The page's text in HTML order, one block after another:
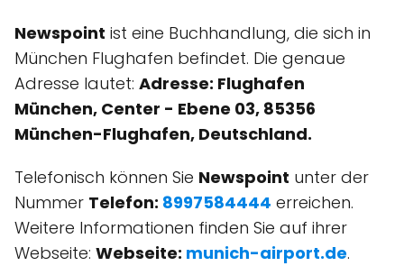
Newspoint ist eine Buchhandlung, die sich in
München Flughafen befindet. Die genaue
Adresse lautet: Adresse: Flughafen
München, Center - Ebene 03, 85356
München-Flughafen, Deutschland.
Telefonisch können Sie Newspoint unter der
Nummer Telefon: 8997584444 erreichen.
Weitere Informationen finden Sie auf ihrer
Webseite: Webseite: munich-airport.de.